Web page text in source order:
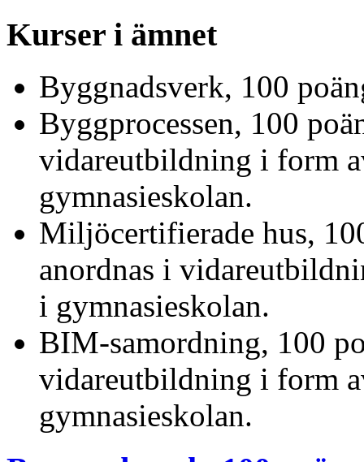
Kurser i ämnet
Byggnadsverk, 100
Byggprocessen, 100
vidareutbildning i form
gymnasieskolan.
Miljöcertifierade hus,
anordnas i
i gymnasieskolan.
BIM-samordning, 100
vidareutbildning i form
gymnasieskolan.